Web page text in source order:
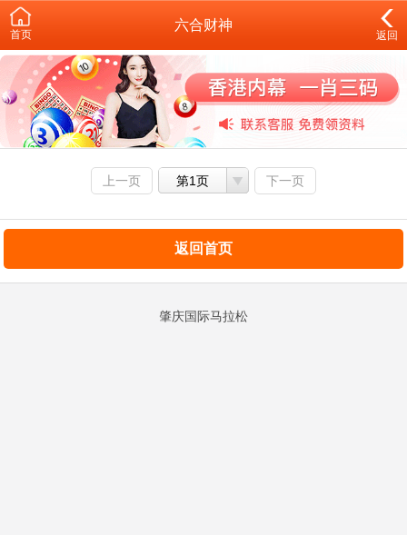
首页
六合财神
返回
上一页 第1页 下一页
返回首页
肇庆国际马拉松